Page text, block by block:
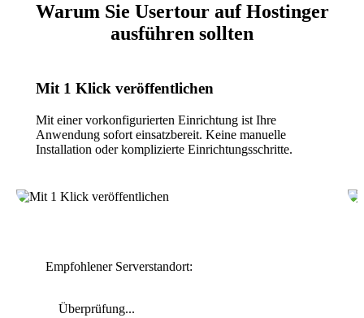
Warum Sie Usertour auf Hostinger
ausführen sollten
Mit 1 Klick veröffentlichen
Mit einer vorkonfigurierten Einrichtung ist Ihre
Anwendung sofort einsatzbereit. Keine manuelle
Installation oder komplizierte Einrichtungsschritte.
Empfohlener Serverstandort:
Überprüfung...